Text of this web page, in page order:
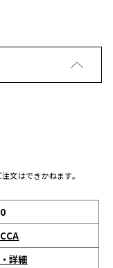
文はできかねます。
詳細